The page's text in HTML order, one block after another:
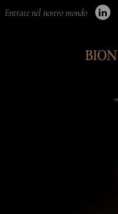
Entrate nel nostro mondo